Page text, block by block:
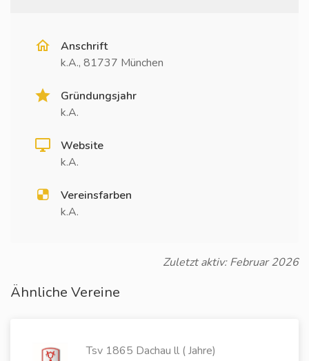
Anschrift
k.A., 81737 München
Gründungsjahr
k.A.
Website
k.A.
Vereinsfarben
k.A.
Zuletzt aktiv: Februar 2026
Ähnliche Vereine
Tsv 1865 Dachau ll ( Jahre)